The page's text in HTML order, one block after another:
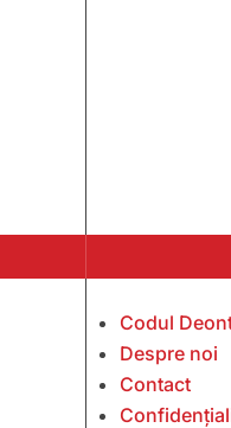
Codul
Despre noi
Contact